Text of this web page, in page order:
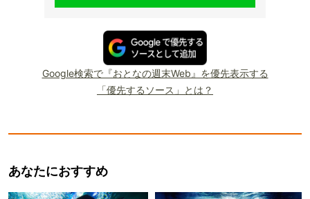
Google検索で『おとなの週末Web』を優先表示する
「優先するソース」とは？
あなたにおすすめ